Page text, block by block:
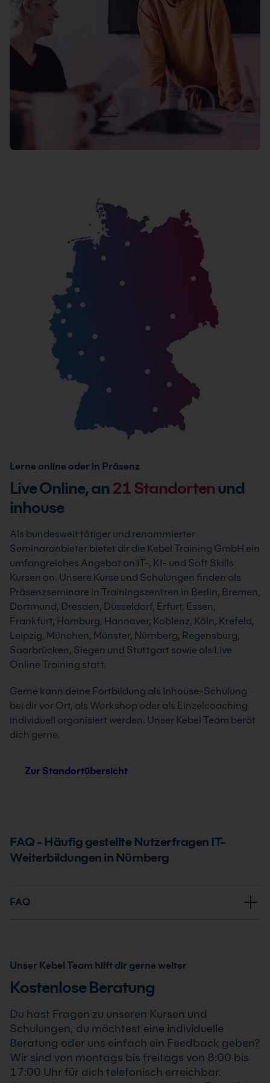
Lerne online oder in Präsenz
Live Online, an 21Standortenund
inhouse
Als bundesweit tätiger und renommierter
Seminaranbieter bietet dir die Kebel Training GmbH ein
umfangreiches Angebot an IT-, KI- und Soft Skills
Kursen an. Unsere Kurse und Schulungen finden als
Präsenzseminare in Trainingszentren in Berlin, Bremen,
Dortmund, Dresden, Düsseldorf, Erfurt, Essen,
Frankfurt, Hamburg, Hannover, Koblenz, Köln, Krefeld,
Leipzig, München, Münster, Nürnberg, Regensburg,
Saarbrücken, Siegen und Stuttgart sowie als Live
Online Training statt.
Gerne kann deine Fortbildung als Inhouse-Schulung
bei dir vor Ort, als Workshop oder als Einzelcoaching
individuell organisiert werden. Unser Kebel Team berät
dich gerne.
Zur Standortübersicht
FAQ - Häufig gestellte Nutzerfragen IT-
Weiterbildungen in Nürnberg
FAQ
Ja, wir bieten Live Online Trainings, Präsenzseminare
an 21 Standorten oder vor Ort bzw. hybride Trainings
Wie viele Seminarteilnehmer sind
maximal in einem Kurs anwesend?
Unser Kebel Team hilft dir gerne weiter
Kostenlose Beratung
Du hast Fragen zu unseren Kursen und
Schulungen, du möchtest eine individuelle
Beratung oder uns einfach ein Feedback geben?
Wir sind von montags bis freitags von 8:00 bis
17:00 Uhr für dich telefonisch erreichbar.